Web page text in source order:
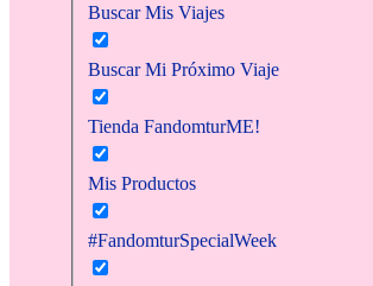
Buscar Mis Viajes
Buscar Mi Próximo Viaje
Tienda FandomturME!
Mis Productos
#FandomturSpecialWeek